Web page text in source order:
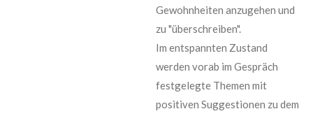
Gewohnheiten anzugehen und
zu "überschreiben".
Im entspannten Zustand
werden vorab im Gespräch
festgelegte Themen mit
positiven Suggestionen zu dem